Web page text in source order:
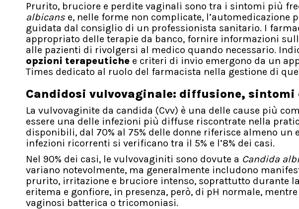
Prurito, bruciore e perdite vaginali sono tra i sintomi più
albicans e, nelle forme non complicate, l’automedicazione
guidata dal consiglio di un professionista sanitario. I
appropriato delle terapie da banco, fornire informazioni
alle pazienti di rivolgersi al medico quando necessario.
opzioni terapeutiche e criteri di invio emergono da un
Times dedicato al ruolo del farmacista nella gestione di
Candidosi vulvovaginale: diffusione,
La vulvovaginite da candida (Cvv) è una delle cause più
essere una delle infezioni più diffuse riscontrate nella
disponibili, dal 70% al 75% delle donne riferisce almeno un
infezioni ricorrenti si verificano tra il 5% e l’8% dei casi.
Nel 90% dei casi, le vulvovaginiti sono dovute a Candida
variano notevolmente, ma generalmente includono
prurito, irritazione e bruciore intenso, soprattutto durante
eritema e gonfiore, in presenza, però, di pH normale,
vaginosi batterica o tricomoniasi.